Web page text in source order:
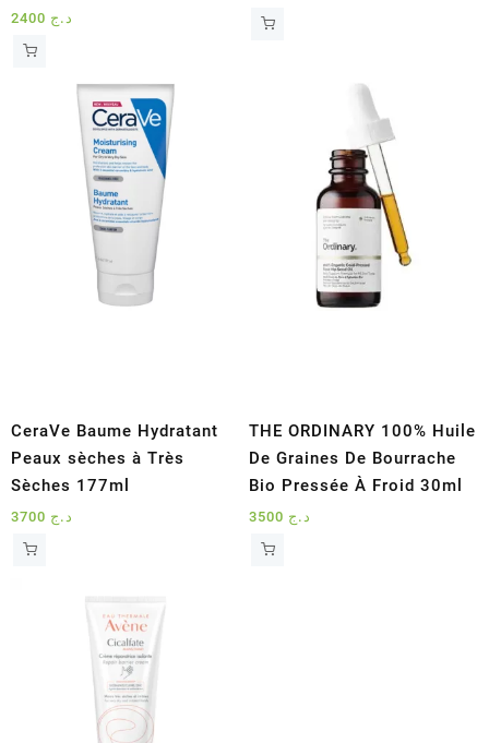
د.ج
CeraVe Baume Hydratant
Peaux sèches à Très
Sèches 177ml
د.ج
THE ORDINARY 100% Huile
De Graines De Bourrache
Bio Pressée À Froid 30ml
د.ج